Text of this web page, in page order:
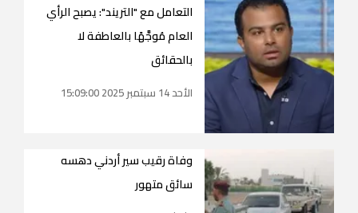
التعامل مع "التريند": يصبح الرأي
العام مُوجَّهًا بالعاطفة لا
بالحقائق
الأحد 14 سبتمبر 2025 15:09:00
وفاة رقيب سير أردني دهسه
سائق متهور